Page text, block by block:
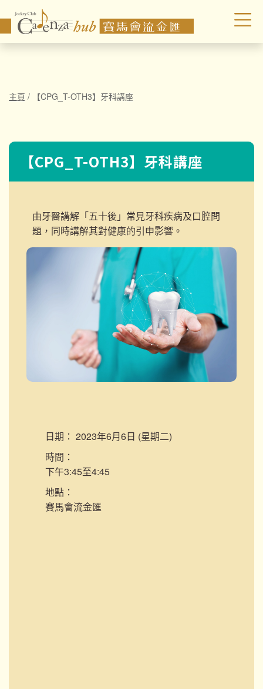
主頁 / 【CPG_T-OTH3】牙科講座
【CPG_T-OTH3】牙科講座
由牙醫講解「五十後」常見牙科疾病及口腔問
題，同時講解其對健康的引申影響。
日期： 2023年6月6日 (星期二)
時間：
下午3:45至4:45
地點：
賽馬會流金匯